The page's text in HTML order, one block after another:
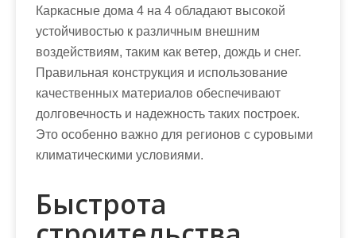
Каркасные дома 4 на 4 обладают высокой
устойчивостью к различным внешним
воздействиям, таким как ветер, дождь и снег.
Правильная конструкция и использование
качественных материалов обеспечивают
долговечность и надежность таких построек.
Это особенно важно для регионов с суровыми
климатическими условиями.
Быстрота